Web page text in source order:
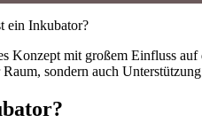
ein Inkubator?
Konzept mit großem Einfluss
sondern auch